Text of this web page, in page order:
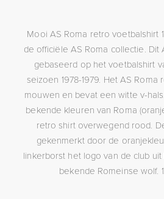
Mooi AS Roma retro voetbalshirt
de officiële AS Roma collectie. Dit
gebaseerd op het voetbalshirt
seizoen 1978-1979. Het AS
mouwen en bevat een witte v-
bekende kleuren van Roma
retro shirt overwegend rood.
gekenmerkt door de
linkerborst het logo van de club
bekende Romeinse wolf.